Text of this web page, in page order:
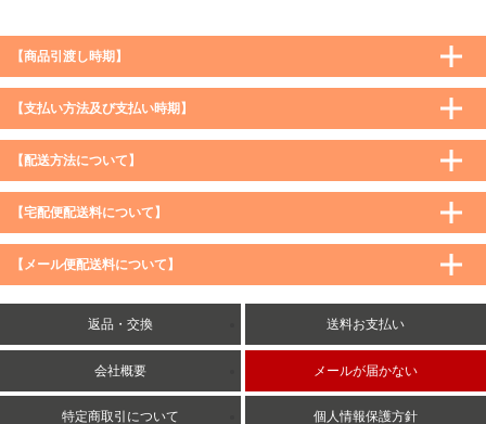
【商品引渡し時期】
【支払い方法及び支払い時期】
【配送方法について】
【宅配便配送料について】
購入価格 ／ 地域 通常 沖縄・離島など一部地域
5,900円（税込）未満
590円（税込）
【メール便配送料について】
5,900円（税込）以上
返品・交換 送料お支払い
会社概要 メールが届かない
特定商取引について 個人情報保護方針